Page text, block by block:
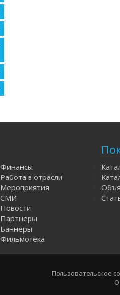
Финансы
Работа в отрасли
Мероприятия
СМИ
Новости
Партнеры
Баннеры
Фильмотека
Пользовательское
О